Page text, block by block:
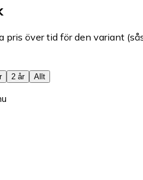
pris över tid för den variant
2 år Allt